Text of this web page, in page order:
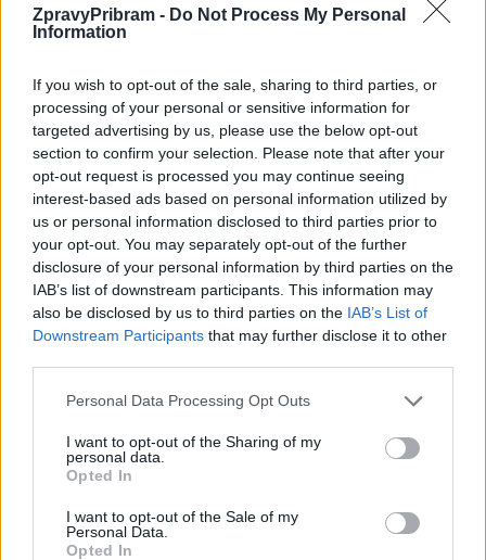
ZpravyPribram - Do Not Process My Personal
Information
If you wish to opt-out of the sale, sharing to third parties, or
processing of your personal or sensitive information for
targeted advertising by us, please use the below opt-out
section to confirm your selection. Please note that after your
opt-out request is processed you may continue seeing
interest-based ads based on personal information utilized by
us or personal information disclosed to third parties prior to
your opt-out. You may separately opt-out of the further
disclosure of your personal information by third parties on the
IAB’s list of downstream participants. This information may
also be disclosed by us to third parties on the IAB’s List of
Downstream Participants that may further disclose it to other
Personal Data Processing Opt Outs
I want to opt-out of the Sharing of my
personal data.
Opted In
I want to opt-out of the Sale of my
Personal Data.
Opted In
zaslanou mezi útočníkem a obětí.
Komentáře
TAGY bezpečnost internet inzerát podvod
Policie ČR
sexting
Předchozí článek